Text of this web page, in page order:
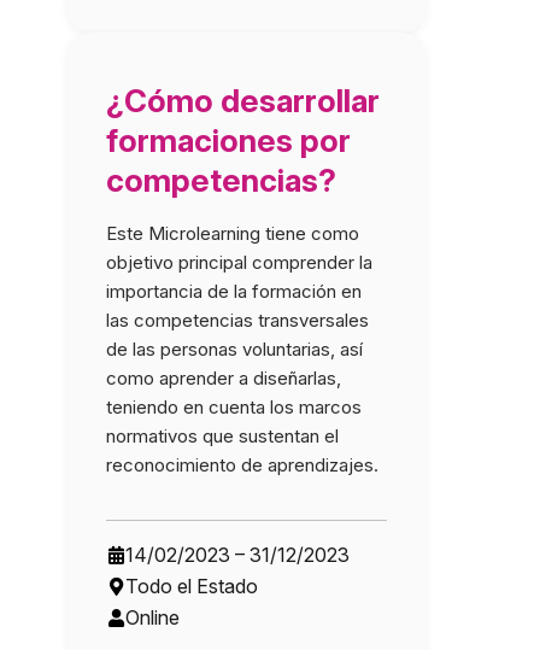
¿Cómo desarrollar
formaciones por
competencias?
Este Microlearning tiene como
objetivo principal comprender la
importancia de la formación en
las competencias transversales
de las personas voluntarias, así
como aprender a diseñarlas,
teniendo en cuenta los marcos
normativos que sustentan el
reconocimiento de aprendizajes.
14/02/2023 – 31/12/2023
Todo el Estado
Online